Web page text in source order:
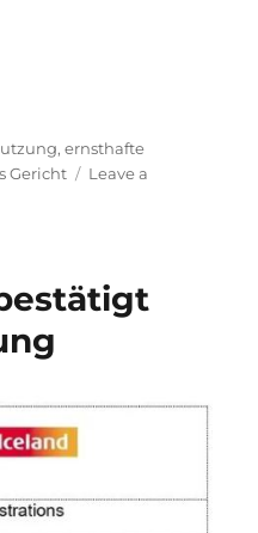
,ernsthafte
Gericht
Leave a